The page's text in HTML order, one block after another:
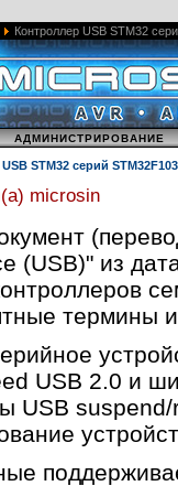
Контроллер USB STM32
АДМИНИСТРИРОВАНИЕ
STM32 серий
microsin
(USB)" из
термины
USB 2.0 и
USB